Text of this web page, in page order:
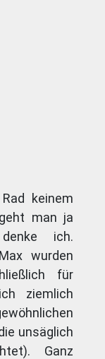
keinem
man ja
ich.
wurden
für
ziemlich
unsäglich
Ganz